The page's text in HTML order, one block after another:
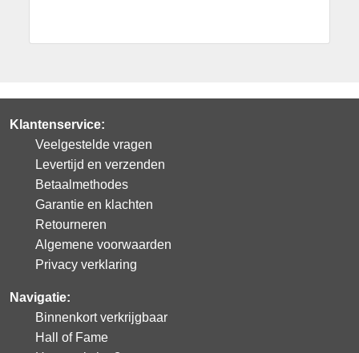
Klantenservice:
Veelgestelde vragen
Levertijd en verzenden
Betaalmethodes
Garantie en klachten
Retourneren
Algemene voorwaarden
Privacy verklaring
Navigatie:
Binnenkort verkrijgbaar
Hall of Fame